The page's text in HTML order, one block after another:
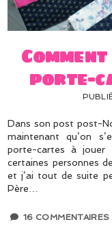
porte-
Dans son post post-
maintenant qu’on
porte-cartes à jouer
certaines personnes
et j’ai tout de suite
Père…
16 COMMENTAIRES